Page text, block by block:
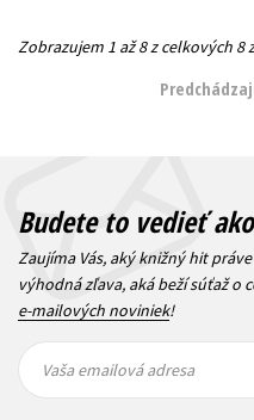
Zobrazujem 1 až 8 z celkových 8
Budete to vedieť
Zaujíma Vás, aký knižný hit
výhodná zľava, aká beží súťaž o
e-mailových noviniek!
emailová
emailová
Vaša emailová adresa